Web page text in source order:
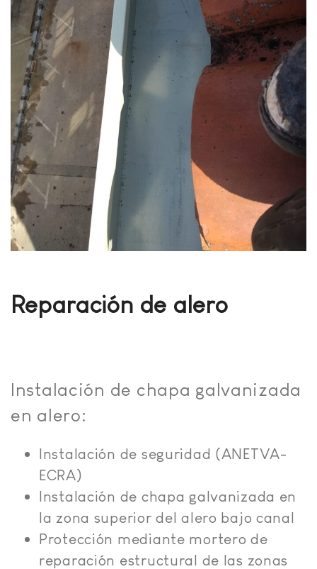
Reparación de alero
Instalación de chapa galvanizada
en alero:
Instalación de seguridad (ANETVA-
ECRA)
Instalación de chapa galvanizada en
la zona superior del alero bajo canal
Protección mediante mortero de
reparación estructural de las zonas